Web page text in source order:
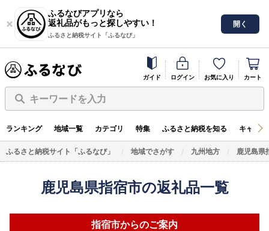
ふるなびアプリなら
返礼品がもっと探しやすい！
ふるさと納税サイト「ふるなび」
開く
ガイド ログイン お気に入り カート
キーワードを入力
ランキング 地域一覧 カテゴリ 特集 ふるさと納税を知る キャン
ふるさと納税サイト「ふるなび」 地域でさがす 九州地方 鹿児島県
鹿児島県指宿市の返礼品一覧
指宿市からのご案内